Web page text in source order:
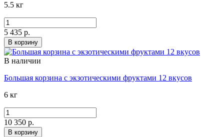
5.5 кг
5 435 р.
В корзину
В наличии
Большая корзина с экзотическими фруктами 12 вкусов
6 кг
10 350 р.
В корзину